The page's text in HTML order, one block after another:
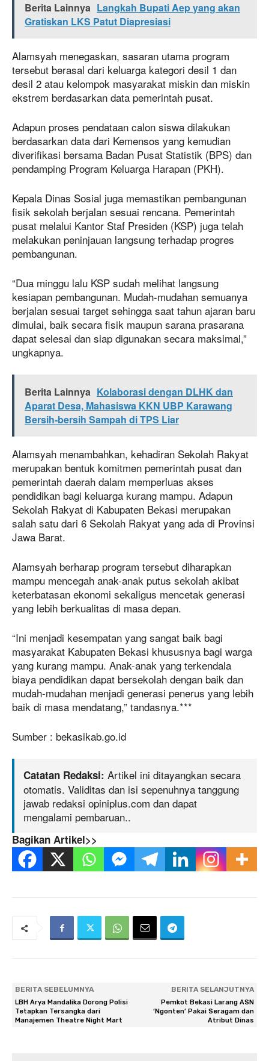
Berita Lainnya Langkah Bupati Aep yang akan
Gratiskan LKS Patut Diapresiasi
Alamsyah menegaskan, sasaran utama program
tersebut berasal dari keluarga kategori desil 1 dan
desil 2 atau kelompok masyarakat miskin dan miskin
ekstrem berdasarkan data pemerintah pusat.
Adapun proses pendataan calon siswa dilakukan
berdasarkan data dari Kemensos yang kemudian
diverifikasi bersama Badan Pusat Statistik (BPS) dan
pendamping Program Keluarga Harapan (PKH).
Kepala Dinas Sosial juga memastikan pembangunan
fisik sekolah berjalan sesuai rencana. Pemerintah
pusat melalui Kantor Staf Presiden (KSP) juga telah
melakukan peninjauan langsung terhadap progres
pembangunan.
“Dua minggu lalu KSP sudah melihat langsung
kesiapan pembangunan. Mudah-mudahan semuanya
berjalan sesuai target sehingga saat tahun ajaran baru
dimulai, baik secara fisik maupun sarana prasarana
dapat selesai dan siap digunakan secara maksimal,”
ungkapnya.
Berita Lainnya Kolaborasi dengan DLHK dan
Aparat Desa, Mahasiswa KKN UBP Karawang
Bersih-bersih Sampah di TPS Liar
Alamsyah menambahkan, kehadiran Sekolah Rakyat
merupakan bentuk komitmen pemerintah pusat dan
pemerintah daerah dalam memperluas akses
pendidikan bagi keluarga kurang mampu. Adapun
Sekolah Rakyat di Kabupaten Bekasi merupakan
salah satu dari 6 Sekolah Rakyat yang ada di Provinsi
Jawa Barat.
Alamsyah berharap program tersebut diharapkan
mampu mencegah anak-anak putus sekolah akibat
keterbatasan ekonomi sekaligus mencetak generasi
yang lebih berkualitas di masa depan.
“Ini menjadi kesempatan yang sangat baik bagi
masyarakat Kabupaten Bekasi khususnya bagi warga
yang kurang mampu. Anak-anak yang terkendala
biaya pendidikan dapat bersekolah dengan baik dan
mudah-mudahan menjadi generasi penerus yang lebih
baik di masa mendatang,” tandasnya.***
Sumber : bekasikab.go.id
Catatan Redaksi: Artikel ini ditayangkan secara
otomatis. Validitas dan isi sepenuhnya tanggung
jawab redaksi opiniplus.com dan dapat
mengalami pembaruan..
Bagikan Artikel>>
BERITA SEBELUMNYA
LBH Arya Mandalika Dorong Polisi
Tetapkan Tersangka dari
Manajemen Theatre Night Mart
BERITA SELANJUTNYA
Pemkot Bekasi Larang ASN
‘Ngonten’ Pakai Seragam dan
Atribut Dinas